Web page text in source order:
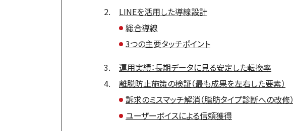
LINEを活用した導線設計
総合導線
3つの主要タッチポイント
運用実績：長期データに見る安定した転換率
離脱防止施策の検証（最も成果を左右した要素）
訴求のミスマッチ解消（脂肪タイプ診断への改修）
ユーザーボイスによる信頼獲得